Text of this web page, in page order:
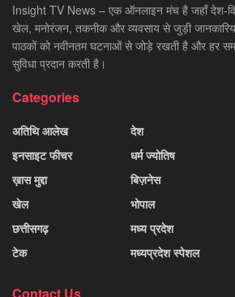
Insight TV News – एक ऑनलाइन मंच है जहाँ देश-
खेल, मनोरंजन, तकनीक और व्यवसाय से जुड़ी
पाठकों को नवीनतम घटनाओं से जोड़े रखती है और हर
सुविधा प्रदान करती है।
Categories
अतिथि आलेख
इनसाइट फीचर
ख़ास मुद्दा
खेल
छत्तीसगढ़
टेक
देश
धर्म ज्योतिष
बिज़नेस
भोपाल
मध्य प्रदेश
मध्यप्रदेश स्पेशल
Contact Us